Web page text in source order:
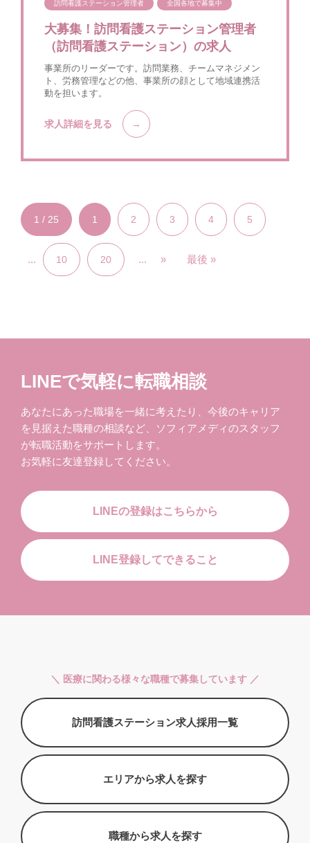
訪問看護ステーション管理者 全国各地で募集中
大募集！訪問看護ステーション管理者
（訪問看護ステーション）の求人
事業所のリーダーです。訪問業務、チームマネジメン
ト、労務管理などの他、事業所の顔として地域連携活
動を担います。
求人詳細を見る
1 / 25 1 2 3 4 5
... 10 20 ... » 最後 »
LINEで気軽に転職相談
あなたにあった職場を一緒に考えたり、今後のキャリア
を見据えた職種の相談など、ソフィアメディのスタッフ
が転職活動をサポートします。
お気軽に友達登録してください。
LINEの登録はこちらから
LINE登録してできること
＼ 医療に関わる様々な職種で募集しています ／
訪問看護ステーション求人採用一覧
エリアから求人を探す
職種から求人を探す